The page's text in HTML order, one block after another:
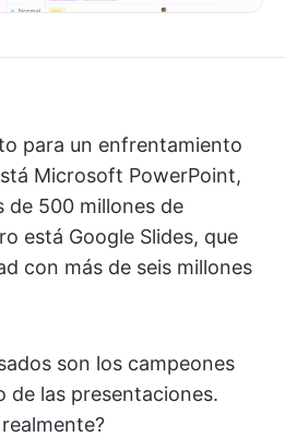
para un enfrentamiento
Microsoft PowerPoint,
de 500 millones de
está Google Slides, que
con más de seis millones
son los campeones
de las presentaciones.